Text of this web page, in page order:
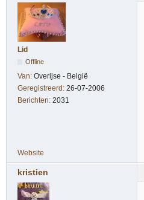
Lid
Offline
Van: Overijse - België
Geregistreerd: 26-07-2006
Berichten: 2031
Website
kristien